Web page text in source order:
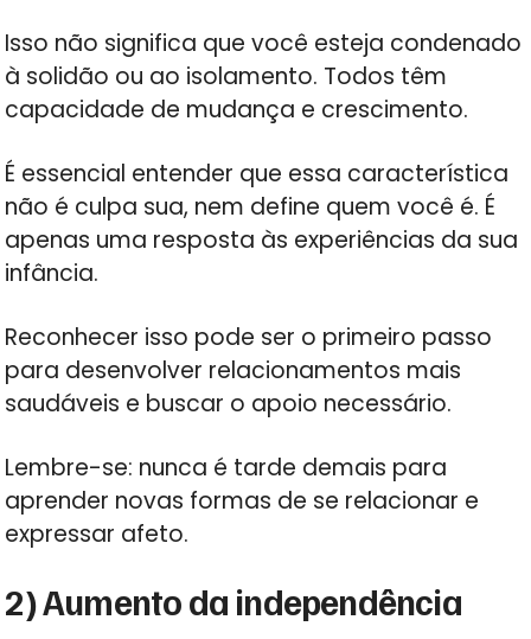
Isso não significa que você esteja condenado
à solidão ou ao isolamento. Todos têm
capacidade de mudança e crescimento.
É essencial entender que essa característica
não é culpa sua, nem define quem você é. É
apenas uma resposta às experiências da sua
infância.
Reconhecer isso pode ser o primeiro passo
para desenvolver relacionamentos mais
saudáveis e buscar o apoio necessário.
Lembre-se: nunca é tarde demais para
aprender novas formas de se relacionar e
expressar afeto.
2) Aumento da independência